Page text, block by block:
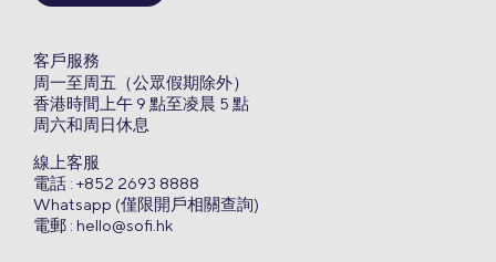
客戶服務
周一至周五（公眾假期除外）
香港時間上午 9 點至凌晨 5 點
周六和周日休息
線上客服
電話 : +852 2693 8888
Whatsapp (僅限開戶相關查詢)
電郵 : hello@sofi.hk